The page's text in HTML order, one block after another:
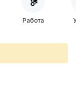
Работа